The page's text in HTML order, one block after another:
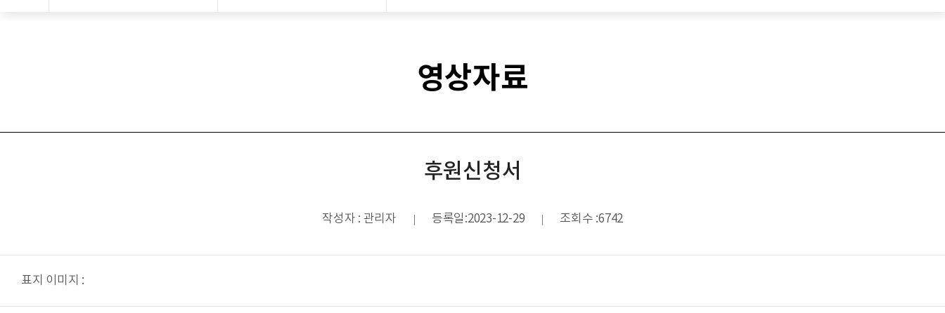
영상자료
후원신청서
작성자 : 관리자 등록일:2023-12-29 조회수 :6742
표지 이미지 :